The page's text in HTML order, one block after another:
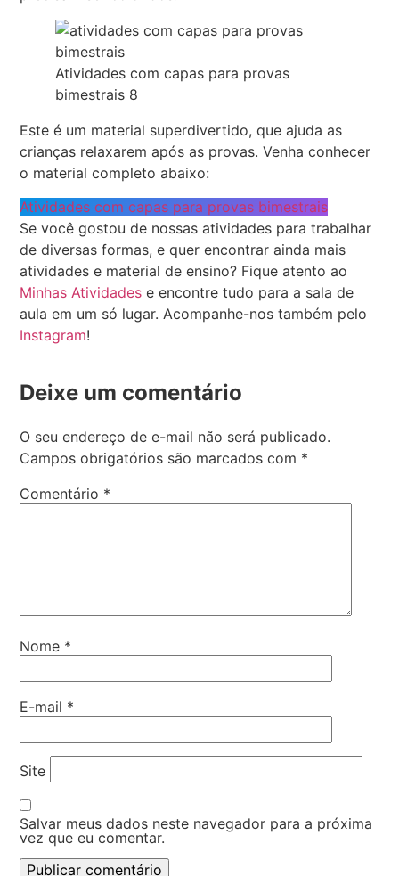
Atividades com capas para provas
bimestrais 8
Este é um material superdivertido, que ajuda as
crianças relaxarem após as provas. Venha conhecer
o material completo abaixo:
Atividades com capas para provas bimestrais
Se você gostou de nossas atividades para trabalhar
de diversas formas, e quer encontrar ainda mais
atividades e material de ensino? Fique atento ao
Minhas Atividades e encontre tudo para a sala de
aula em um só lugar. Acompanhe-nos também pelo
Instagram!
Deixe um comentário
O seu endereço de e-mail não será publicado.
Campos obrigatórios são marcados com *
Comentário *
Nome *
E-mail *
Site
Salvar meus dados neste navegador para a próxima
vez que eu comentar.